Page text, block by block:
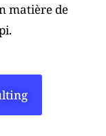
matière de